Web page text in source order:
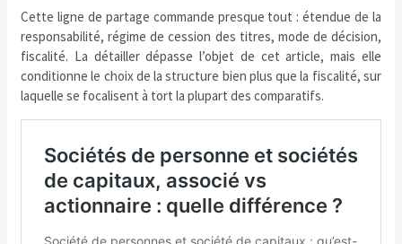
Cette ligne de partage commande presque tout : étendue de la
responsabilité, régime de cession des titres, mode de décision,
fiscalité. La détailler dépasse l’objet de cet article, mais elle
conditionne le choix de la structure bien plus que la fiscalité, sur
laquelle se focalisent à tort la plupart des comparatifs.